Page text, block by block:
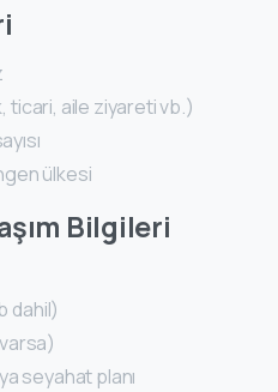
ticari, aile ziyareti vb.)
ülkesi
Bilgileri
dahil)
seyahat planı